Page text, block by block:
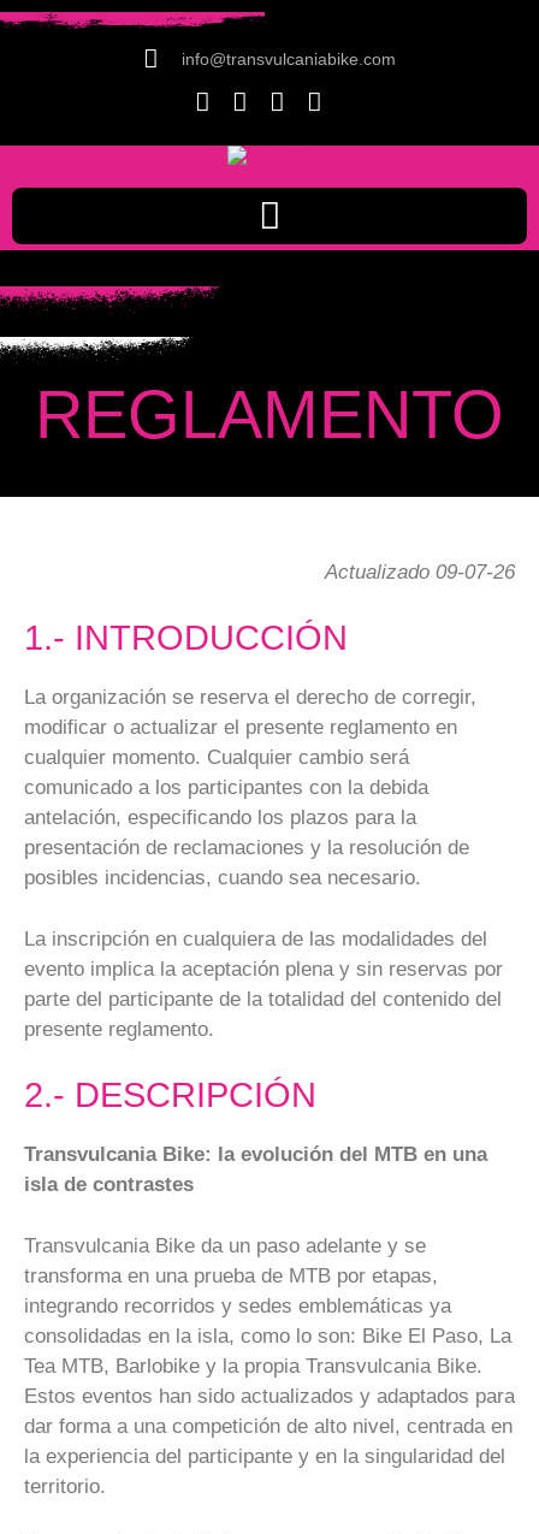
info@transvulcaniabike.com
REGLAMENTO
Actualizado 09-07-26
1.- INTRODUCCIÓN
La organización se reserva el derecho de corregir,
modificar o actualizar el presente reglamento en
cualquier momento. Cualquier cambio será
comunicado a los participantes con la debida
antelación, especificando los plazos para la
presentación de reclamaciones y la resolución de
posibles incidencias, cuando sea necesario.
La inscripción en cualquiera de las modalidades del
evento implica la aceptación plena y sin reservas por
parte del participante de la totalidad del contenido del
presente reglamento.
2.- DESCRIPCIÓN
Transvulcania Bike: la evolución del MTB en una
isla de contrastes
Transvulcania Bike da un paso adelante y se
transforma en una prueba de MTB por etapas,
integrando recorridos y sedes emblemáticas ya
consolidadas en la isla, como lo son: Bike El Paso, La
Tea MTB, Barlobike y la propia Transvulcania Bike.
Estos eventos han sido actualizados y adaptados para
dar forma a una competición de alto nivel, centrada en
la experiencia del participante y en la singularidad del
territorio.